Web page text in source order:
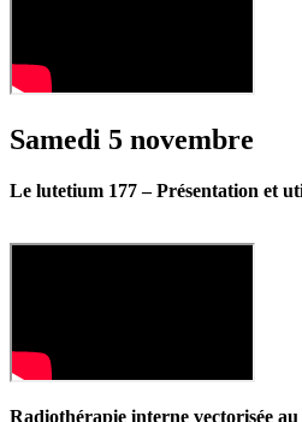
Samedi 5 novembre
Le lutetium 177 –
Radiothérapie interne vectorisée